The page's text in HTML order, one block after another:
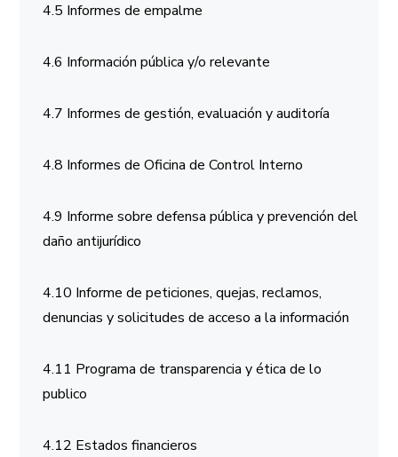
4.5 Informes de empalme
4.6 Información pública y/o relevante
4.7 Informes de gestión, evaluación y auditoría
4.8 Informes de Oficina de Control Interno
4.9 Informe sobre defensa pública y prevención del
daño antijurídico
4.10 Informe de peticiones, quejas, reclamos,
denuncias y solicitudes de acceso a la información
4.11 Programa de transparencia y ética de lo
publico
4.12 Estados financieros